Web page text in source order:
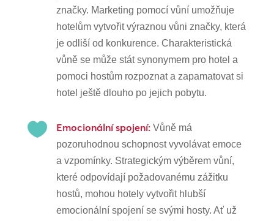
značky. Marketing pomocí vůní umožňuje
hotelům vytvořit výraznou vůni značky, která
je odliší od konkurence. Charakteristická
vůně se může stát synonymem pro hotel a
pomoci hostům rozpoznat a zapamatovat si
hotel ještě dlouho po jejich pobytu.
 Emocionální spojení:Vůně má
pozoruhodnou schopnost vyvolávat emoce
a vzpomínky. Strategickým výběrem vůní,
které odpovídají požadovanému zážitku
hostů, mohou hotely vytvořit hlubší
emocionální spojení se svými hosty. Ať už